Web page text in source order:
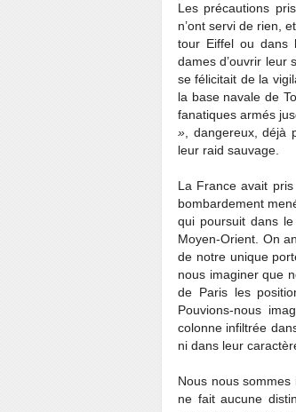
Les précautions
n’ont servi de rien,
tour Eiffel ou dans
dames d’ouvrir leur
se félicitait de la
la base navale de
fanatiques armés
» , dangereux,
leur raid sauvage.
La France avait
bombardement
qui poursuit dans
Moyen-Orient. On
de notre unique
nous imaginer que
de Paris les
Pouvions-nous
colonne infiltrée
ni dans leur
Nous nous
ne fait aucune